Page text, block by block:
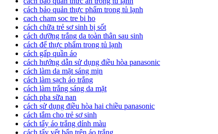
cách bảo quản thực phẩm trong tủ lạnh
cach cham soc tre bi ho
cách chữa trẻ sơ sinh bị sốt
cách dưỡng trắng da toàn thân sau sinh
cách để thực phẩm trong tủ lạnh
cách gấp quần áo
cách hướng dẫn sử dụng điều hòa panasonic
cách làm da mặt sáng mịn
cách làm sạch áo trắng
cách làm trắng sáng da mặt
cách pha sữa nan
cách sử dụng điều hòa hai chiều panasonic
cách tắm cho trẻ sơ sinh
cách tẩy áo trắng dính màu